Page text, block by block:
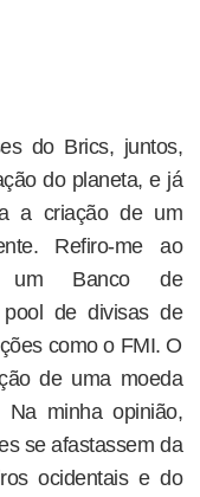
do Brics, juntos,
do planeta, e já
a criação de um
Refiro-me ao
um Banco de
de divisas de
como o FMI. O
de uma moeda
minha opinião,
se afastassem da
ocidentais e do